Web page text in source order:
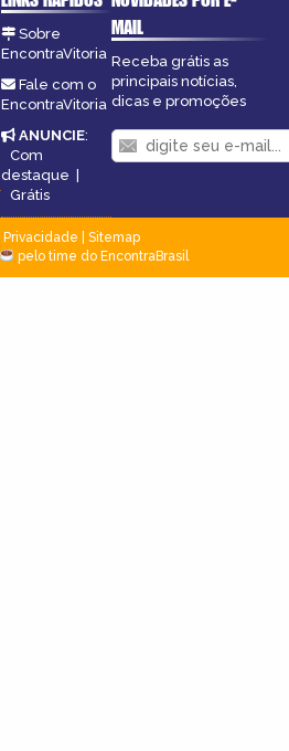
Sobre
EncontraVitoria
Fale com o
EncontraVitoria
ANUNCIE:
Com
destaque |
Grátis
MAIL
Receba grátis as
principais notícias,
dicas e promoções
Privacidade
Sitemap
pelo time do EncontraBrasil